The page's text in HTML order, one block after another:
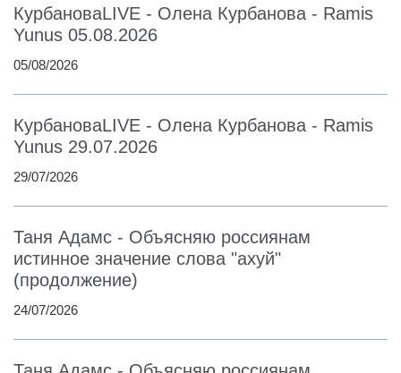
КурбановаLIVE - Олена Курбанова - Ramis
Yunus 05.08.2026
05/08/2026
КурбановаLIVE - Олена Курбанова - Ramis
Yunus 29.07.2026
29/07/2026
Таня Адамс - Объясняю россиянам
истинное значение слова "ахуй"
(продолжение)
24/07/2026